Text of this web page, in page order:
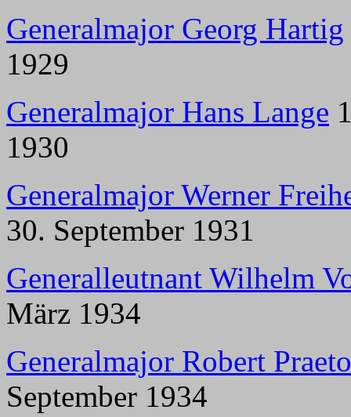
Generalmajor Georg Hartig
1929
Generalmajor Hans Lange
1930
Generalmajor Werner
30. September 1931
Generalleutnant Wilhelm
März 1934
Generalmajor Robert
September 1934